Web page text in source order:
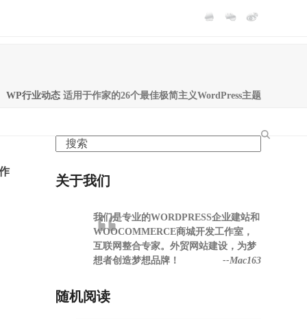
WP行业动态 适用于作家的26个最佳极简主义WordPress主题
Search
关于我们
我们是专业的WORDPRESS企业建站和
WOOCOMMERCE商城开发工作室，
互联网整合专家。外贸网站建设，为梦
想者创造梦想品牌！
--Mac163
随机阅读